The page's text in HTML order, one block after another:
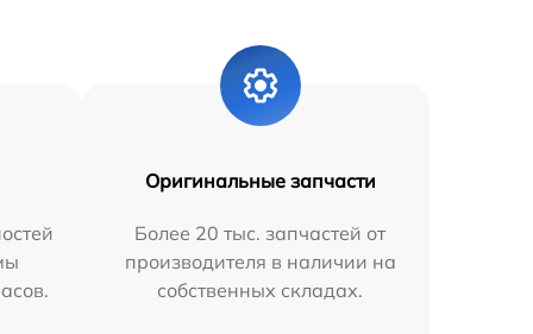
Оригинальные запчасти
Более 20 тыс. запчастей от
производителя в наличии на
собственных складах.